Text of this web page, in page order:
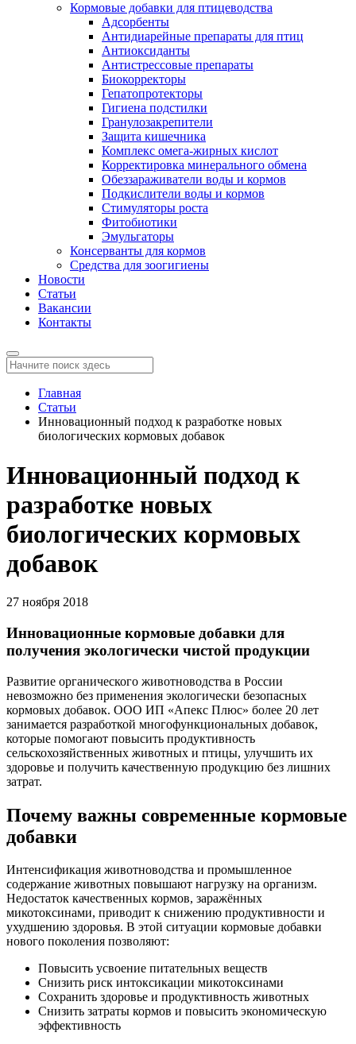
Кормовые добавки для птицеводства
Адсорбенты
Антидиарейные препараты для птиц
Антиоксиданты
Антистрессовые препараты
Биокорректоры
Гепатопротекторы
Гигиена подстилки
Гранулозакрепители
Защита кишечника
Комплекс омега-жирных кислот
Корректировка минерального обмена
Обеззараживатели воды и кормов
Подкислители воды и кормов
Стимуляторы роста
Фитобиотики
Эмульгаторы
Консерванты для кормов
Средства для зоогигиены
Новости
Статьи
Вакансии
Контакты
Главная
Статьи
Инновационный подход к разработке новых
биологических кормовых добавок
Инновационный подход к
разработке новых
биологических кормовых
добавок
27 ноября 2018
Инновационные кормовые добавки для
получения экологически чистой продукции
Развитие органического животноводства в России
невозможно без применения экологически безопасных
кормовых добавок. ООО ИП «Апекс Плюс» более 20 лет
занимается разработкой многофункциональных добавок,
которые помогают повысить продуктивность
сельскохозяйственных животных и птицы, улучшить их
здоровье и получить качественную продукцию без лишних
затрат.
Почему важны современные кормовые
добавки
Интенсификация животноводства и промышленное
содержание животных повышают нагрузку на организм.
Недостаток качественных кормов, заражённых
микотоксинами, приводит к снижению продуктивности и
ухудшению здоровья. В этой ситуации кормовые добавки
нового поколения позволяют:
Повысить усвоение питательных веществ
Снизить риск интоксикации микотоксинами
Сохранить здоровье и продуктивность животных
Снизить затраты кормов и повысить экономическую
эффективность